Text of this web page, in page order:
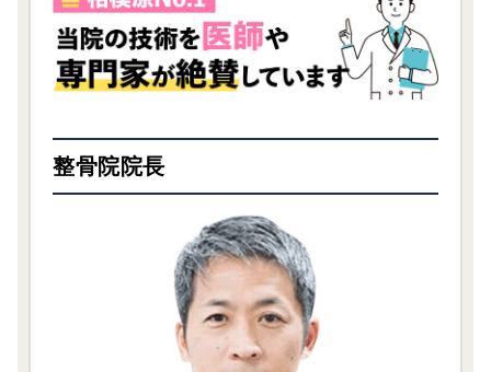
整骨院院長